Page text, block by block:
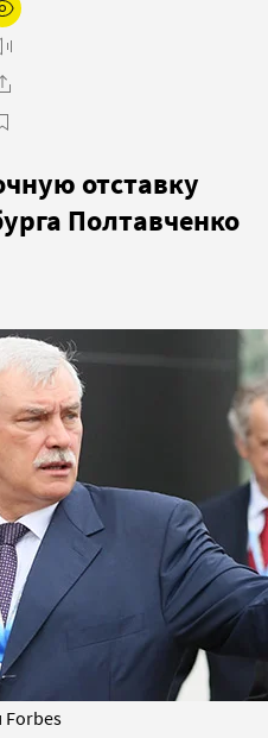
отставку
Полтавченко
Forbes